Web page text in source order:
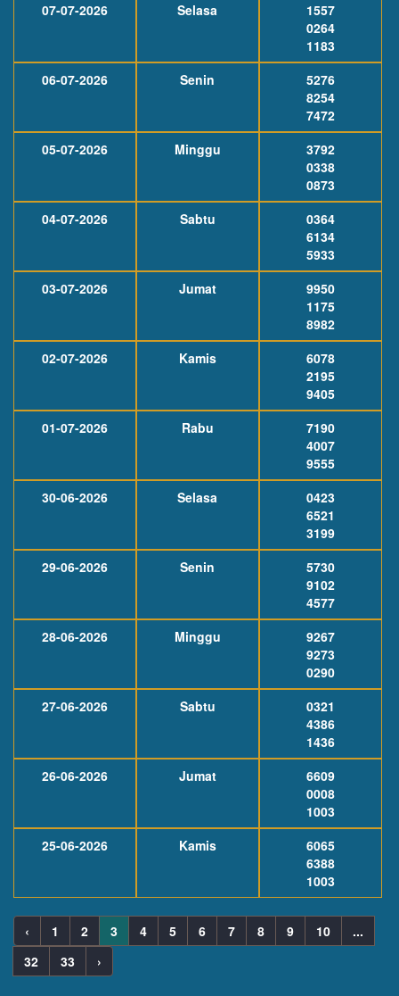
07-07-2026
Selasa
1557
0264
1183
06-07-2026
Senin
5276
8254
7472
05-07-2026
Minggu
3792
0338
0873
04-07-2026
Sabtu
0364
6134
5933
03-07-2026
Jumat
9950
1175
8982
02-07-2026
Kamis
6078
2195
9405
01-07-2026
Rabu
7190
4007
9555
30-06-2026
Selasa
0423
6521
3199
29-06-2026
Senin
5730
9102
4577
28-06-2026
Minggu
9267
9273
0290
27-06-2026
Sabtu
0321
4386
1436
26-06-2026
Jumat
6609
0008
1003
25-06-2026
Kamis
6065
6388
1003
‹ 1 2 3 4 5 6 7 8 9 10
...
32
33 ›